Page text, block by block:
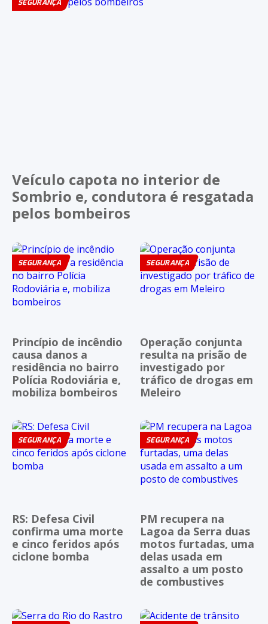
SEGURANÇA
Veículo capota no interior de
Sombrio e, condutora é resgatada
pelos bombeiros
SEGURANÇA
Princípio de incêndio
causa danos a
residência no bairro
Polícia Rodoviária e,
mobiliza bombeiros
SEGURANÇA
Operação conjunta
resulta na prisão de
investigado por
tráfico de drogas em
Meleiro
SEGURANÇA
RS: Defesa Civil
confirma uma morte
e cinco feridos após
ciclone bomba
SEGURANÇA
PM recupera na
Lagoa da Serra duas
motos furtadas, uma
delas usada em
assalto a um posto
de combustives